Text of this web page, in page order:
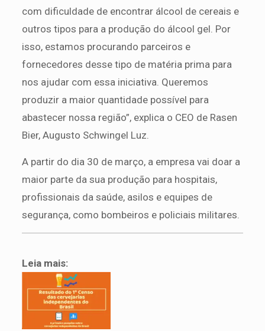
com dificuldade de encontrar álcool de cereais e
outros tipos para a produção do álcool gel. Por
isso, estamos procurando parceiros e
fornecedores desse tipo de matéria prima para
nos ajudar com essa iniciativa. Queremos
produzir a maior quantidade possível para
abastecer nossa região”, explica o CEO de Rasen
Bier, Augusto Schwingel Luz.
A partir do dia 30 de março, a empresa vai doar a
maior parte da sua produção para hospitais,
profissionais da saúde, asilos e equipes de
segurança, como bombeiros e policiais militares.
Leia mais: